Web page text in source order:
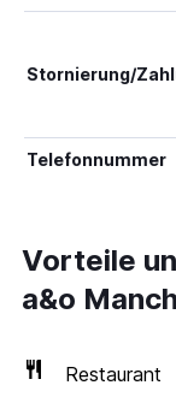
Stornierung/
Telefonnummer
Vorteile
a&o
Restaurant